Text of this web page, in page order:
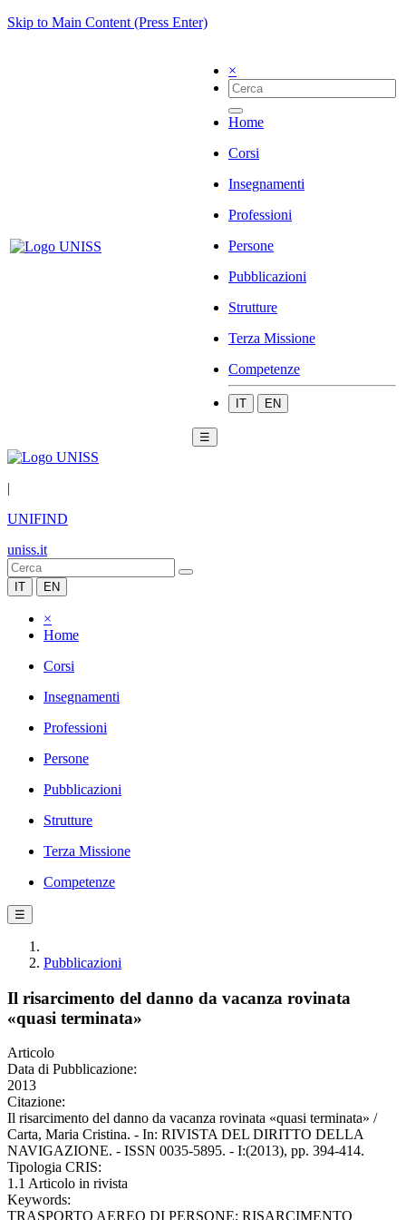
Skip to Main Content (Press Enter)
×
Home
Corsi
Insegnamenti
Professioni
Persone
Pubblicazioni
Strutture
Terza Missione
Competenze
IT EN
☰
|
UNIFIND
uniss.it
IT EN
×
Home
Corsi
Insegnamenti
Professioni
Persone
Pubblicazioni
Strutture
Terza Missione
Competenze
☰
Pubblicazioni
Il risarcimento del danno da vacanza rovinata
«quasi terminata»
Articolo
Data di Pubblicazione:
2013
Citazione:
Il risarcimento del danno da vacanza rovinata «quasi terminata» /
Carta, Maria Cristina. - In: RIVISTA DEL DIRITTO DELLA
NAVIGAZIONE. - ISSN 0035-5895. - I:(2013), pp. 394-414.
Tipologia CRIS:
1.1 Articolo in rivista
Keywords:
TRASPORTO AEREO DI PERSONE; RISARCIMENTO